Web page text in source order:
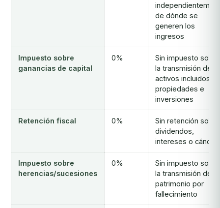
de dónde se
generen los
ingresos
Impuesto sobre
ganancias de capital
0%
Sin impuesto sobre
la transmisión de
activos incluidos
propiedades e
inversiones
Retención fiscal 0%
Sin retención sobre
dividendos,
intereses o
Impuesto sobre
herencias/sucesiones
0%
Sin impuesto sobre
la transmisión de
patrimonio por
fallecimiento